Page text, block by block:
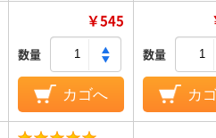
￥545
数量
カゴへ
数量
カ